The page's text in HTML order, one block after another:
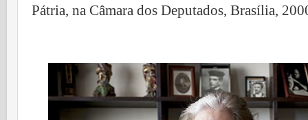
Pátria, na Câmara dos Deputados, Brasília,